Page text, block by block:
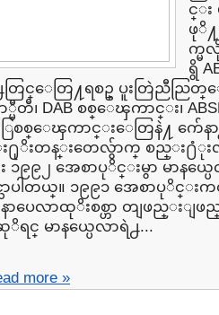
င္း
ဖုိ႔
က္မ
ရွိ
တြင္ေတြ႔ရစဥ္ ပူးတြဲညီည
မီတီ၊ DAB စစ္ေၾကာင္း၊
စစ္ေၾကာင္းေတြနဲ႔ က်ေ
႐ုိးတန္းတေလွ်ာက္ စည္း႐ံုး
၁၉၉၂ အေစာပုိင္းမွာ မာနယ္ပ
လာပါတယ္။ ၁၉၉၁ အေစာပုိင္း
နာပေလာထုိးစစ္ဟာ တျဖည္းျ
ရင္ မာနယ္ပေလာရဲ႕...
more »